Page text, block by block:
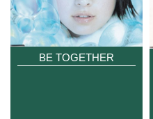
BE TOGETHER